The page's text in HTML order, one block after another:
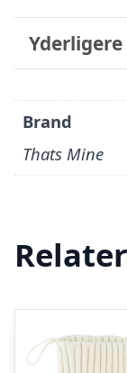
Brand
Thats Mine